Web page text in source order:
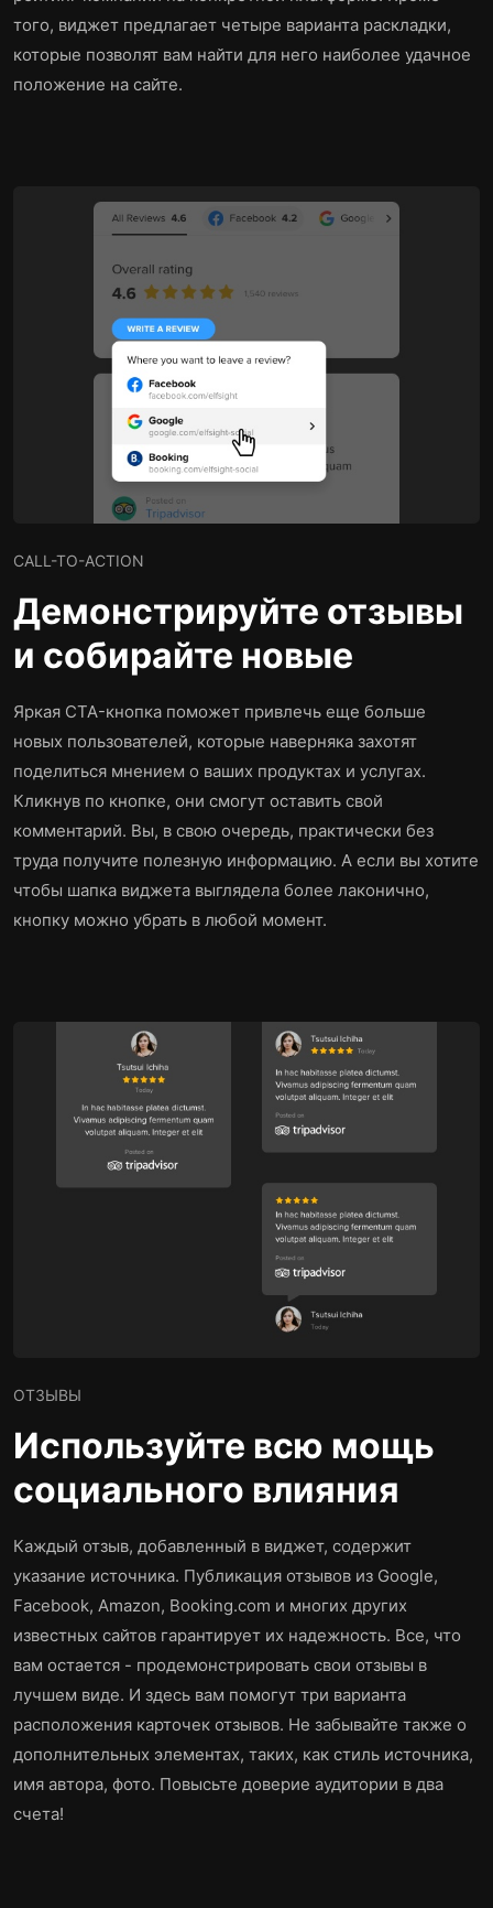
того, виджет предлагает четыре варианта раскладки,
которые позволят вам найти для него наиболее удачное
положение на сайте.
CALL-TO-ACTION
Демонстрируйте отзывы
и собирайте новые
Яркая CTA-кнопка поможет привлечь еще больше
новых пользователей, которые наверняка захотят
поделиться мнением о ваших продуктах и услугах.
Кликнув по кнопке, они смогут оставить свой
комментарий. Вы, в свою очередь, практически без
труда получите полезную информацию. А если вы хотите
чтобы шапка виджета выглядела более лаконично,
кнопку можно убрать в любой момент.
ОТЗЫВЫ
Используйте всю мощь
социального влияния
Каждый отзыв, добавленный в виджет, содержит
указание источника. Публикация отзывов из Google,
Facebook, Amazon, Booking.com и многих других
известных сайтов гарантирует их надежность. Все, что
вам остается - продемонстрировать свои отзывы в
лучшем виде. И здесь вам помогут три варианта
расположения карточек отзывов. Не забывайте также о
дополнительных элементах, таких, как стиль источника,
имя автора, фото. Повысьте доверие аудитории в два
счета!